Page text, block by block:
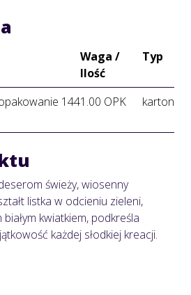
Waga /
Ilość
Typ
1441.00 OPK karton
świeży, wiosenny
listka w odcieniu zieleni,
kwiatkiem, podkreśla
każdej słodkiej kreacji.